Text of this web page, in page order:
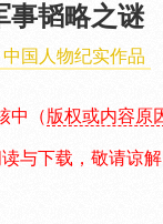
事韬略之谜
中国人物纪实作品
中（版权或内容原
与下载，敬请谅解